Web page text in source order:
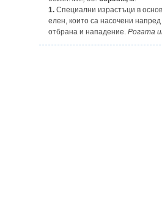
1. Специални израстъци в
елен, които са насочени
отбрана и нападение. Рогата